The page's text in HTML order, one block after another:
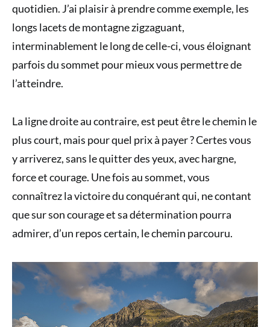
quotidien. J’ai plaisir à prendre comme exemple, les
longs lacets de montagne zigzaguant,
interminablement le long de celle-ci, vous éloignant
parfois du sommet pour mieux vous permettre de
l’atteindre.
La ligne droite au contraire, est peut être le chemin le
plus court, mais pour quel prix à payer ? Certes vous
y arriverez, sans le quitter des yeux, avec hargne,
force et courage. Une fois au sommet, vous
connaîtrez la victoire du conquérant qui, ne contant
que sur son courage et sa détermination pourra
admirer, d’un repos certain, le chemin parcouru.